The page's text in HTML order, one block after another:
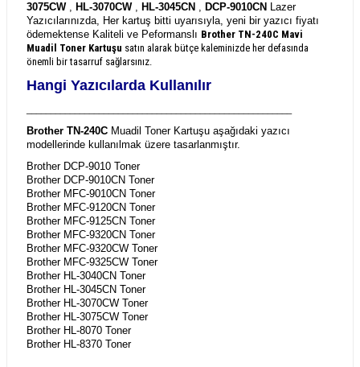
3075CW , HL-3070CW , HL-3045CN , DCP-9010CN Lazer
Yazıcılarınızda, Her kartuş bitti uyarısıyla, yeni bir yazıcı fiyatı
ödemektense Kaliteli ve Peformanslı Brother TN-240C Mavi
Muadil Toner Kartuşu satın alarak bütçe kaleminizde her defasında
önemli bir tasarruf sağlarsınız.
Hangi Yazıcılarda Kullanılır
Brother TN-240C Muadil Toner Kartuşu aşağıdaki yazıcı
modellerinde kullanılmak üzere tasarlanmıştır.
Brother DCP-9010 Toner
Brother DCP-9010CN Toner
Brother MFC-9010CN Toner
Brother MFC-9120CN Toner
Brother MFC-9125CN Toner
Brother MFC-9320CN Toner
Brother MFC-9320CW Toner
Brother MFC-9325CW Toner
Brother HL-3040CN Toner
Brother HL-3045CN Toner
Brother HL-3070CW Toner
Brother HL-3075CW Toner
Brother HL-8070 Toner
Brother HL-8370 Toner